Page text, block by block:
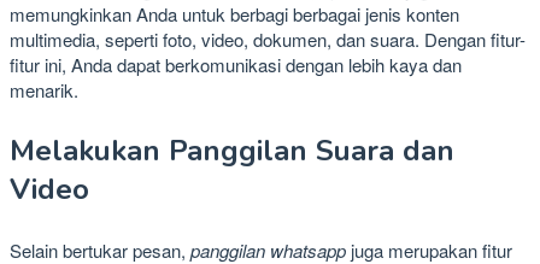
memungkinkan Anda untuk berbagi berbagai jenis konten
multimedia, seperti foto, video, dokumen, dan suara. Dengan fitur-
fitur ini, Anda dapat berkomunikasi dengan lebih kaya dan
menarik.
Melakukan Panggilan Suara dan
Video
Selain bertukar pesan, panggilan whatsapp juga merupakan fitur